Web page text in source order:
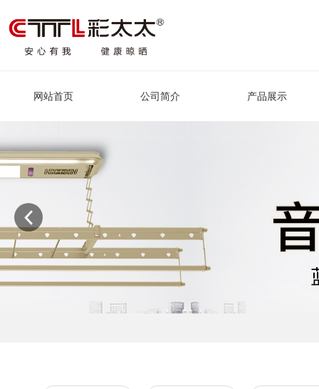
网站首页 公司简介 产品展示